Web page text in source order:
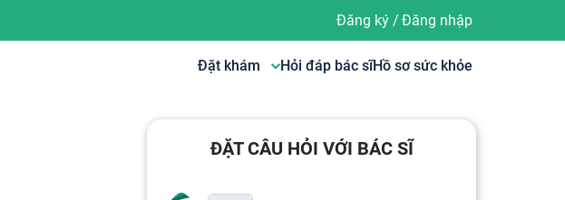
Đăng ký/ Đăng nhập
Đặt khám Hỏi đáp bác sĩHồ sơ sức khỏe
ĐẶT CÂU HỎI VỚI BÁC SĨ